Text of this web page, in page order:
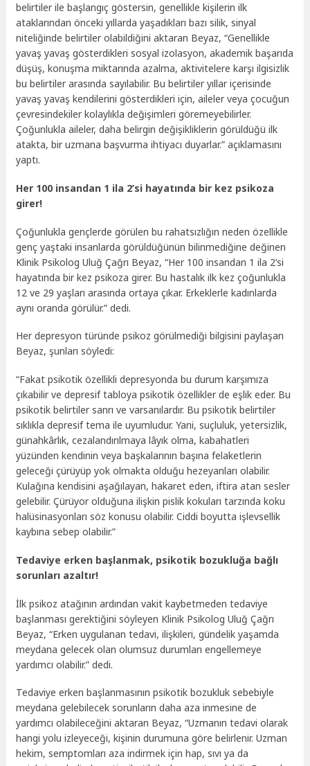
belirtiler ile başlangıç göstersin, genellikle kişilerin ilk
ataklarından önceki yıllarda yaşadıkları bazı silik, sinyal
niteliğinde belirtiler olabildiğini aktaran Beyaz, “Genellikle
yavaş yavaş gösterdikleri sosyal izolasyon, akademik başarıda
düşüş, konuşma miktarında azalma, aktivitelere karşı ilgisizlik
bu belirtiler arasında sayılabilir. Bu belirtiler yıllar içerisinde
yavaş yavaş kendilerini gösterdikleri için, aileler veya çocuğun
çevresindekiler kolaylıkla değişimleri göremeyebilirler.
Çoğunlukla aileler, daha belirgin değişikliklerin görüldüğü ilk
atakta, bir uzmana başvurma ihtiyacı duyarlar.” açıklamasını
yaptı.
Her 100 insandan 1 ila 2’si hayatında bir kez psikoza
girer!
Çoğunlukla gençlerde görülen bu rahatsızlığın neden özellikle
genç yaştaki insanlarda görüldüğünün bilinmediğine değinen
Klinik Psikolog Uluğ Çağrı Beyaz, “Her 100 insandan 1 ila 2’si
hayatında bir kez psikoza girer. Bu hastalık ilk kez çoğunlukla
12 ve 29 yaşları arasında ortaya çıkar. Erkeklerle kadınlarda
aynı oranda görülür.” dedi.
Her depresyon türünde psikoz görülmediği bilgisini paylaşan
Beyaz, şunları söyledi:
“Fakat psikotik özellikli depresyonda bu durum karşımıza
çıkabilir ve depresif tabloya psikotik özellikler de eşlik eder. Bu
psikotik belirtiler sanrı ve varsanılardır. Bu psikotik belirtiler
sıklıkla depresif tema ile uyumludur. Yani, suçluluk, yetersizlik,
günahkârlık, cezalandırılmaya lâyık olma, kabahatleri
yüzünden kendinin veya başkalarının başına felaketlerin
geleceği çürüyüp yok olmakta olduğu hezeyanları olabilir.
Kulağına kendisini aşağılayan, hakaret eden, iftira atan sesler
gelebilir. Çürüyor olduğuna ilişkin pislik kokuları tarzında koku
halüsinasyonları söz konusu olabilir. Ciddi boyutta işlevsellik
kaybına sebep olabilir.”
Tedaviye erken başlanmak, psikotik bozukluğa bağlı
sorunları azaltır!
İlk psikoz atağının ardından vakit kaybetmeden tedaviye
başlanması gerektiğini söyleyen Klinik Psikolog Uluğ Çağrı
Beyaz, “Erken uygulanan tedavi, ilişkileri, gündelik yaşamda
meydana gelecek olan olumsuz durumları engellemeye
yardımcı olabilir.” dedi.
Tedaviye erken başlanmasının psikotik bozukluk sebebiyle
meydana gelebilecek sorunların daha aza inmesine de
yardımcı olabileceğini aktaran Beyaz, “Uzmanın tedavi olarak
hangi yolu izleyeceği, kişinin durumuna göre belirlenir. Uzman
hekim, semptomları aza indirmek için hap, sıvı ya da